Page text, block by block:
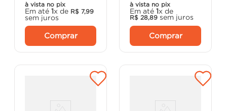
à vista no pix
Em até 1x de R$ 7,99
sem juros
Comprar
à vista no pix
Em até 1x de
R$ 28,89 sem juros
Comprar